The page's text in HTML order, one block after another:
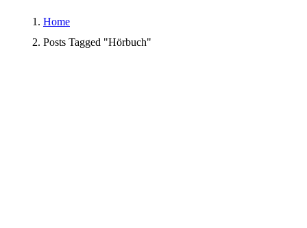
Home
Posts Tagged "Hörbuch"